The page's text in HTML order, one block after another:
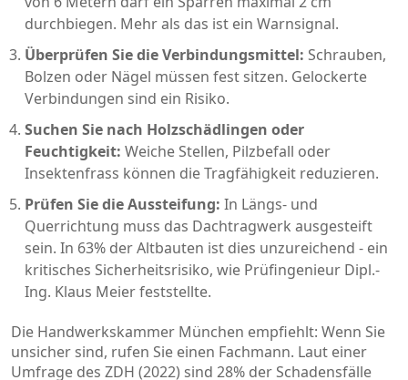
durchbiegen. Mehr als das ist ein Warnsignal.
Überprüfen Sie die Verbindungsmittel: Schrauben,
Bolzen oder Nägel müssen fest sitzen. Gelockerte
Verbindungen sind ein Risiko.
Suchen Sie nach Holzschädlingen oder
Feuchtigkeit: Weiche Stellen, Pilzbefall oder
Insektenfrass können die Tragfähigkeit reduzieren.
Prüfen Sie die Aussteifung: In Längs- und
Querrichtung muss das Dachtragwerk ausgesteift
sein. In 63% der Altbauten ist dies unzureichend - ein
kritisches Sicherheitsrisiko, wie Prüfingenieur Dipl.-
Ing. Klaus Meier feststellte.
Die Handwerkskammer München empfiehlt: Wenn Sie
unsicher sind, rufen Sie einen Fachmann. Laut einer
Umfrage des ZDH (2022) sind 28% der Schadensfälle